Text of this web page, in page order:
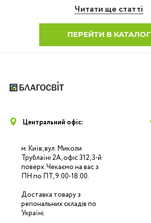
Читати ще статті
ПЕРЕЙТИ В КАТАЛОГ
Центральний офіс:
м. Київ, вул. Миколи
Трублаїні 2А, офіс 312, 3-й
поверх. Чекаємо на вас з
ПН по ПТ, 9:00-18:00.
Доставка товару з
регіональних складів по
Україні.